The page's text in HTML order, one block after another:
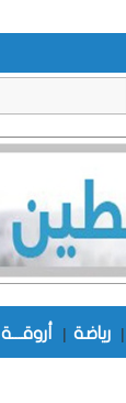
| رياضة | أروقـــة